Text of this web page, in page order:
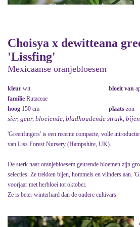
Choisya x dewitteana
'Lissfing'
Mexicaanse oranjebloesem
kleur wit bloeit van
familie Rutaceae
hoog 150 cm plaats zon
sier, geur, bloeiende, bladhoudende struik,
'Greenfingers' is een recente compacte, volle
van Liss Forest Nursery (Hampshire, UK).
De sterk naar oranjebloesem geurende bloemen zijn
selecties. Ze trekken bijen, hommels en vlinders aan.
voorjaar met herbloei tot oktober.
Ze is beter winterhard dan de oudere cultivars.